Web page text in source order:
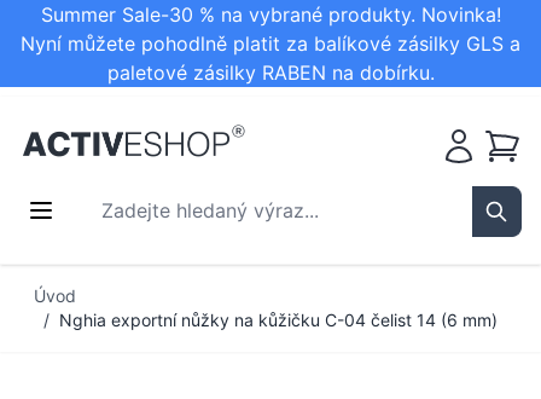
Summer Sale-30 % na vybrané produkty. Novinka!
Nyní můžete pohodlně platit za balíkové zásilky GLS a
paletové zásilky RABEN na dobírku.
Zadejte hledaný výraz...
Košík
Úvod
/ Nghia exportní nůžky na kůžičku C-04 čelist 14 (6 mm)